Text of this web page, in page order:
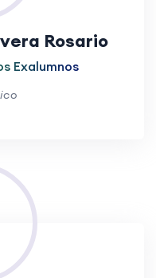
Rosario
Exalumnos